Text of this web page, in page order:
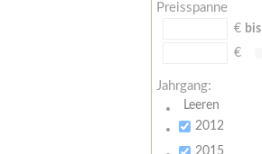
Preisspanne
€ bis
€
Jahrgang:
Leeren
2012
2015